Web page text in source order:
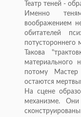
Театр теней -
Именно
воображением
обитателей
Такова
материального
потому
остаются
На сцене
механизме.